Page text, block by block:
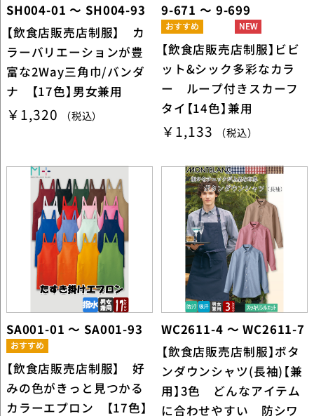
SH004-01 ～ SH004-93
【飲食店販売店制服】 カ
ラーバリエーションが豊
富な2Way三角巾/バンダ
ナ 【17色】男女兼用
￥1,320 （税込）
9-671 ～ 9-699
【飲食店販売店制服】ビビ
ット&シック多彩なカラ
ー ループ付きスカーフ
タイ【14色】兼用
￥1,133 （税込）
SA001-01 ～ SA001-93
【飲食店販売店制服】 好
みの色がきっと見つかる
カラーエプロン 【17色】
WC2611-4 ～ WC2611-7
【飲食店販売店制服】ボタ
ンダウンシャツ(長袖)【兼
用】3色 どんなアイテム
に合わせやすい 防シワ